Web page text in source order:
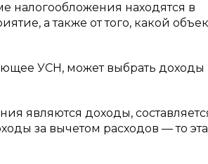
налогообложения находятся в
а также от того, какой
УСН, может выбрать доходы
являются доходы,
за вычетом расходов — то эта